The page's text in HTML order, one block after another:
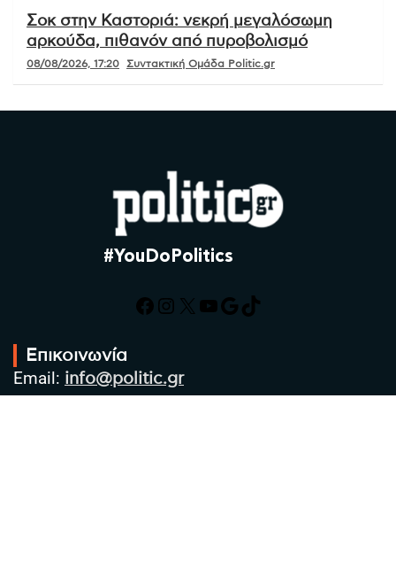
Σοκ στην Καστοριά: νεκρή μεγαλόσωμη
αρκούδα, πιθανόν από πυροβολισμό
08/08/2026, 17:20 Συντακτική Ομάδα Politic.gr
#YouDoPolitics
Facebook
Instagram
X YouTube
Google
TikTok
Επικοινωνία
Email: info@politic.gr
Τηλ: